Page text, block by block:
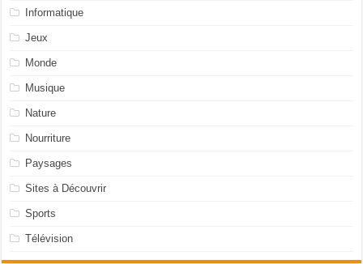
Informatique
Jeux
Monde
Musique
Nature
Nourriture
Paysages
Sites à Découvrir
Sports
Télévision